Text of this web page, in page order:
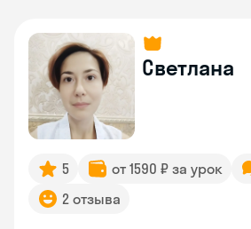
Светлана
5 от 1590 ₽ за урок
2 отзыва